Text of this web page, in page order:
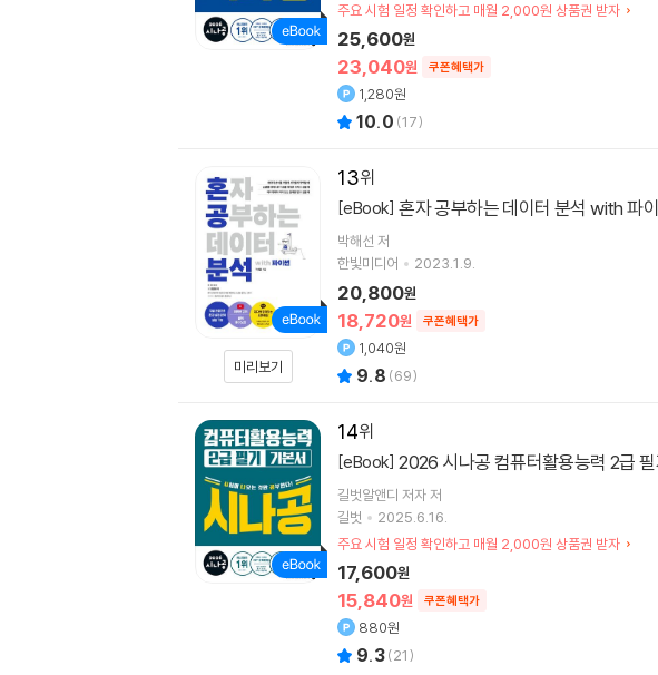
주요 시험 일정 확인하고 매월 2,000원 상품권 받자
23,040원 쿠폰혜택가
25,600원
1,280원
10.0 (17)
13
미리보기
[eBook] 혼자 공부하는 데이터 분석 with 파
박해선 저
한빛미디어
2023.1.9.
18,720원 쿠폰혜택가
20,800원
1,040원
9.8 (69)
14
[eBook] 2026 시나공 컴퓨터활용능력 2급
길벗알앤디 저자 저
길벗
2025.6.16.
주요 시험 일정 확인하고 매월 2,000원 상품권 받자
15,840원 쿠폰혜택가
17,600원
880원
9.3(21)